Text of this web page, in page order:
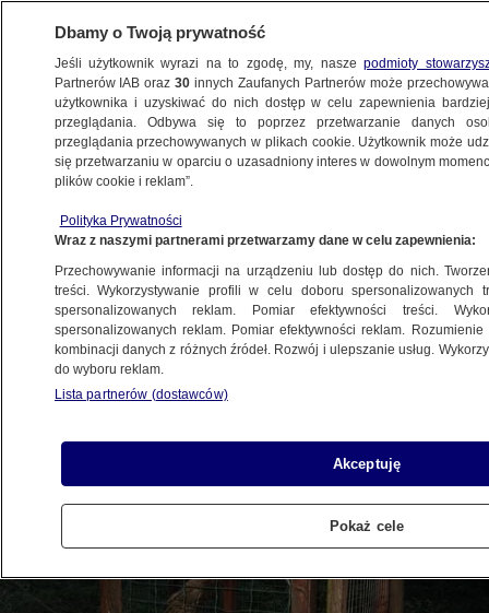
METEO
POLSKA
"Jako przynętę wykorzystano dwa żywe
gołębie"
8.05.2023, 21:51
Udostępnij
Dbamy o Twoją prywatność
Jeśli użytkownik wyrazi na to zgodę, my, naszepodmioty
Partnerów IAB oraz30 innych Zaufanych Partnerów może
użytkownika i uzyskiwać do nich dostęp w celu zapewnienia
przeglądania. Odbywa się to poprzez przetwarzanie danych
przeglądania przechowywanych w plikach cookie. Użytkownik może
się przetwarzaniu w oparciu o uzasadniony interes w dowolnym
plików cookie i reklam”.
Polityka Prywatności
Wraz z naszymi partnerami przetwarzamy dane w celu zapewnienia:
Przechowywanie informacji na urządzeniu lub dostęp do nich.
treści. Wykorzystywanie profili w celu doboru spersonalizowanych
spersonalizowanych reklam. Pomiar efektywności treści.
spersonalizowanych reklam. Pomiar efektywności reklam.
kombinacji danych z różnych źródeł. Rozwój i ulepszanie usług.
do wyboru reklam.
Lista partnerów (dostawców)
Akceptuję
Pokaż cele